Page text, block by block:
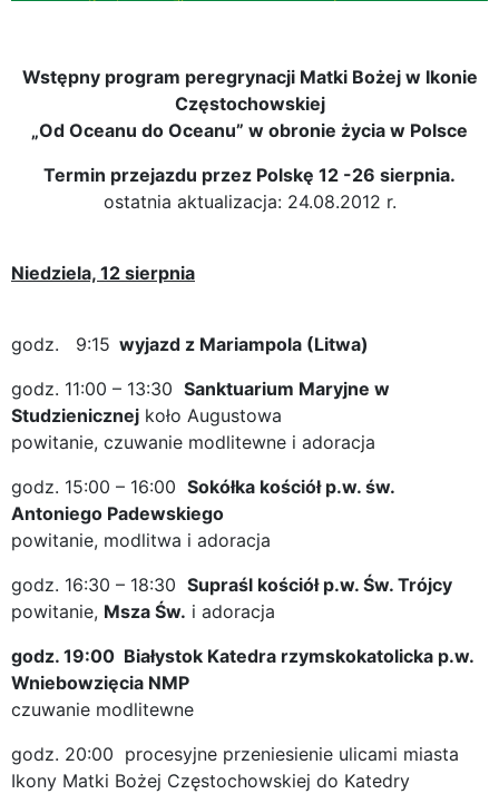
Wstępny program peregrynacji Matki Bożej w Ikonie
Częstochowskiej
„Od Oceanu do Oceanu” w obronie życia w Polsce
Termin przejazdu przez Polskę 12 -26 sierpnia.
ostatnia aktualizacja: 24.08.2012 r.
Niedziela, 12 sierpnia
godz. 9:15 wyjazd z Mariampola (Litwa)
godz. 11:00 – 13:30 Sanktuarium Maryjne w
Studzienicznej koło Augustowa
powitanie, czuwanie modlitewne i adoracja
godz. 15:00 – 16:00 Sokółka kościół p.w. św.
Antoniego Padewskiego
powitanie, modlitwa i adoracja
godz. 16:30 – 18:30 Supraśl kościół p.w. Św. Trójcy
powitanie, Msza Św. i adoracja
godz. 19:00 Białystok Katedra rzymskokatolicka p.w.
Wniebowzięcia NMP
czuwanie modlitewne
godz. 20:00 procesyjne przeniesienie ulicami miasta
Ikony Matki Bożej Częstochowskiej do Katedry